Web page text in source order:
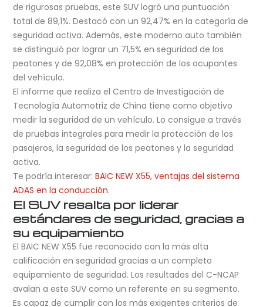
de rigurosas pruebas, este SUV logró una puntuación
total de 89,1%. Destacó con un 92,47% en la categoría de
seguridad activa. Además, este moderno auto también
se distinguió por lograr un 71,5% en seguridad de los
peatones y de 92,08% en protección de los ocupantes
del vehículo.
El informe que realiza el Centro de Investigación de
Tecnología Automotriz de China tiene como objetivo
medir la seguridad de un vehículo. Lo consigue a través
de pruebas integrales para medir la protección de los
pasajeros, la seguridad de los peatones y la seguridad
activa.
Te podría interesar:BAIC NEW X55, ventajas del sistema
ADAS en la conducción.
El SUV resalta por liderar
estándares de seguridad, gracias a
su equipamiento
El BAIC NEW X55 fue reconocido con la más alta
calificación en seguridad gracias a un completo
equipamiento de seguridad. Los resultados del C-NCAP
avalan a este SUV como un referente en su segmento.
Es capaz de cumplir con los más exigentes criterios de